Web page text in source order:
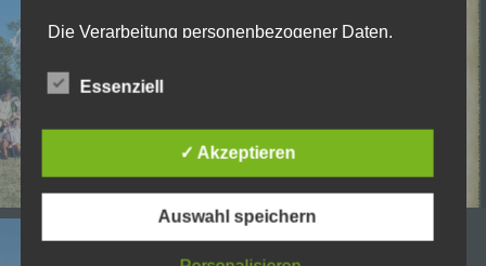
Die Verarbeitung personenbezogener Daten,
Adresse oder Telefonnummer einer betroffenen
Person, erfolgt stets im Einklang mit der
landesspezifischen Datenschutzbestimmungen.
Mittels dieser Datenschutzerklärung möchte unser
und Zweck der von uns erhobenen, genutzten und
verarbeiteten personenbezogenen Daten
Essenziell
✓ Akzeptieren
Auswahl speichern